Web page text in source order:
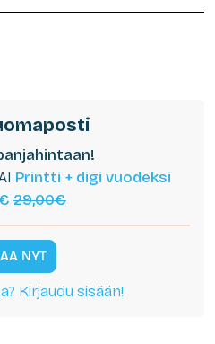
Printti + digi vuodeksi
29,00€
NYT
Kirjaudu sisään!